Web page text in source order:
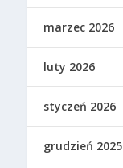
marzec 2026
luty 2026
styczeń 2026
grudzień 2025